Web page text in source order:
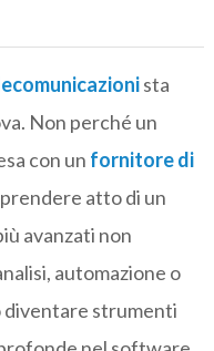
sta
Non perché un
con un fornitore di
atto di un
avanzati non
automazione o
diventare strumenti